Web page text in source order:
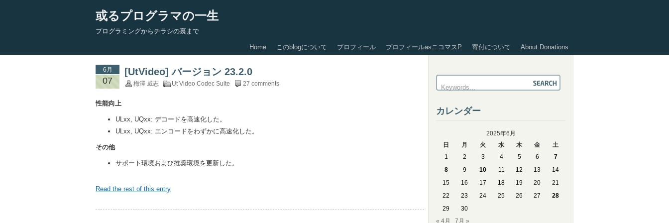
或るプログラマの一生
プログラミングからチラシの裏まで
Home このblogについて プロフィール プロフィールasニコマスP 寄付について About Donations
6月
07
[UtVideo] バージョン 23.2.0
梅澤 威志 Ut Video Codec Suite 27 comments
性能向上
ULxx, UQxx: デコードを高速化した。
ULxx, UQxx: エンコードをわずかに高速化した。
その他
サポート環境および推奨環境を更新した。
Read the rest of this entry
カレンダー
2025年6月
日
月 火 水 木 金
土
1
2 3 4 5 6
7
8
9 10 11 12 13
14
15
16 17 18 19 20
21
22
23 24 25 26 27
28
29
30
« 4月
7月 »